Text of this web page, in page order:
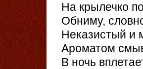
На крылечко
Обниму,
Неказистый и
Ароматом
В ночь